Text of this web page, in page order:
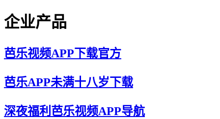
企业产品
芭乐视频APP下载官方
芭乐APP未满十八岁下载
深夜福利芭乐视频APP导航